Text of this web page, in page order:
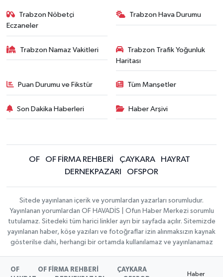
Trabzon Nöbetçi
Eczaneler
Trabzon Hava Durumu
Trabzon Namaz Vakitleri
Trabzon Trafik Yoğunluk
Haritası
Puan Durumu ve Fikstür Tüm Manşetler
Son Dakika Haberleri Haber Arşivi
OF OF FİRMA REHBERİ ÇAYKARA
HAYRAT
DERNEKPAZARI
OFSPOR
Sitede yayınlanan içerik ve yorumlardan yazarları sorumludur.
Yayınlanan yorumlardan OF HAVADİS | Ofun Haber Merkezi sorumlu
tutulamaz. Sitedeki tüm harici linkler ayrı bir sayfada açılır. Sitemizde
yayınlanan haber, köşe yazıları ve fotoğraflar izin alınmaksızın kaynak
gösterilse dahi, herhangi bir ortamda kullanılamaz ve yayınlanamaz
OF OF FİRMA REHBERİ
ÇAYKARA
Haber